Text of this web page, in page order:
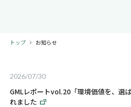
トップ お知らせ
2026/07/30
GMLレポートvol.20「環境価値を、選
れました